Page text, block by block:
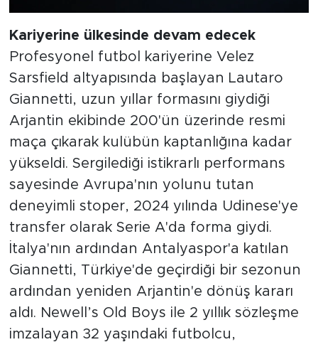
Kariyerine ülkesinde devam edecek
Profesyonel futbol kariyerine Velez
Sarsfield altyapısında başlayan Lautaro
Giannetti, uzun yıllar formasını giydiği
Arjantin ekibinde 200'ün üzerinde resmi
maça çıkarak kulübün kaptanlığına kadar
yükseldi. Sergilediği istikrarlı performans
sayesinde Avrupa'nın yolunu tutan
deneyimli stoper, 2024 yılında Udinese'ye
transfer olarak Serie A'da forma giydi.
İtalya'nın ardından Antalyaspor'a katılan
Giannetti, Türkiye'de geçirdiği bir sezonun
ardından yeniden Arjantin'e dönüş kararı
aldı. Newell’s Old Boys ile 2 yıllık sözleşme
imzalayan 32 yaşındaki futbolcu,